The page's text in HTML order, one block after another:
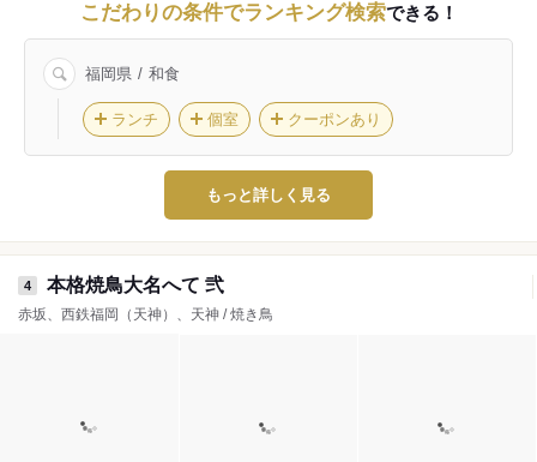
こだわりの条件でランキング検索できる！
福岡県 和食
ランチ 個室 クーポンあり
もっと詳しく見る
4 本格焼鳥大名へて 弐
赤坂、西鉄福岡（天神）、天神 / 焼き鳥